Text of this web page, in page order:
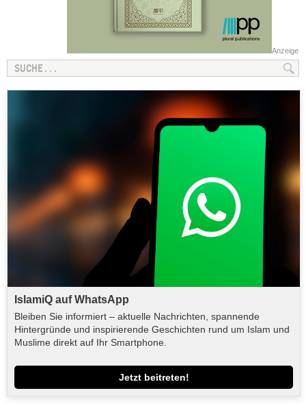
Anzeige
IslamiQ auf WhatsApp
Bleiben Sie informiert – aktuelle Nachrichten, spannende
Hintergründe und inspirierende Geschichten rund um Islam und
Muslime direkt auf Ihr Smartphone.
Jetzt beitreten!